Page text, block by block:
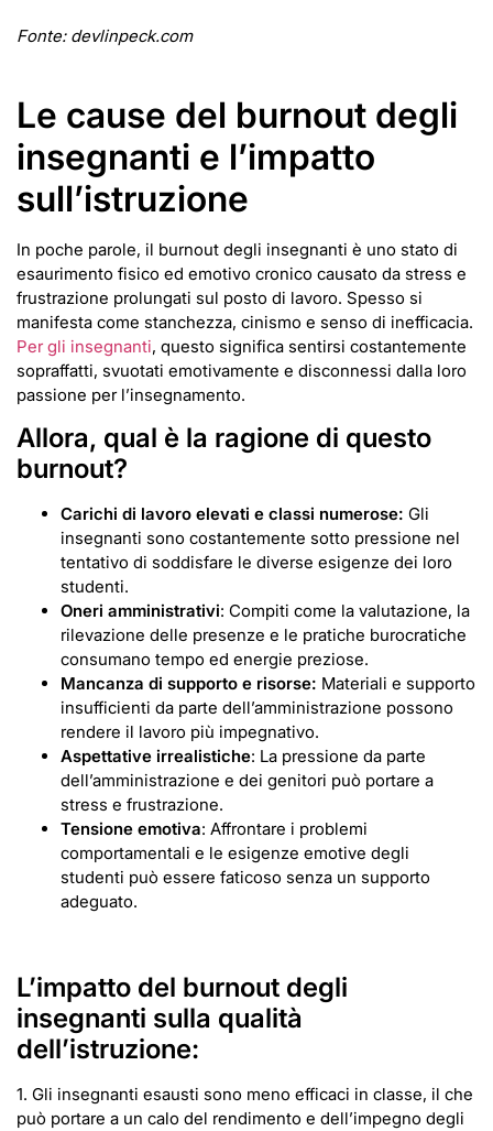
Fonte: devlinpeck.com
Le cause del burnout degli
insegnanti e l’impatto
sull’istruzione
In poche parole, il burnout degli insegnanti è uno stato di
esaurimento fisico ed emotivo cronico causato da stress e
frustrazione prolungati sul posto di lavoro. Spesso si
manifesta come stanchezza, cinismo e senso di inefficacia.
Per gli insegnanti, questo significa sentirsi costantemente
sopraffatti, svuotati emotivamente e disconnessi dalla loro
passione per l’insegnamento.
Allora, qual è la ragione di questo
burnout?
Carichi di lavoro elevati e classi numerose: Gli
insegnanti sono costantemente sotto pressione nel
tentativo di soddisfare le diverse esigenze dei loro
studenti.
Oneri amministrativi: Compiti come la valutazione, la
rilevazione delle presenze e le pratiche burocratiche
consumano tempo ed energie preziose.
Mancanza di supporto e risorse: Materiali e supporto
insufficienti da parte dell’amministrazione possono
rendere il lavoro più impegnativo.
Aspettative irrealistiche: La pressione da parte
dell’amministrazione e dei genitori può portare a
stress e frustrazione.
Tensione emotiva: Affrontare i problemi
comportamentali e le esigenze emotive degli
studenti può essere faticoso senza un supporto
adeguato.
L’impatto del burnout degli
insegnanti sulla qualità
dell’istruzione:
1. Gli insegnanti esausti sono meno efficaci in classe, il che
può portare a un calo del rendimento e dell’impegno degli